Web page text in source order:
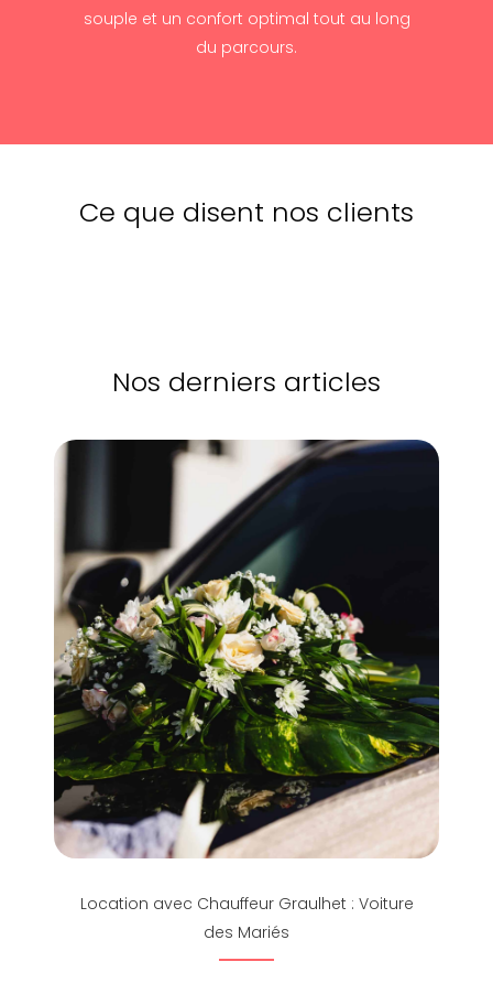
souple et un confort optimal tout au long
du parcours.
Ce que disent nos clients
Nos derniers articles
Location avec Chauffeur Graulhet : Voiture
des Mariés